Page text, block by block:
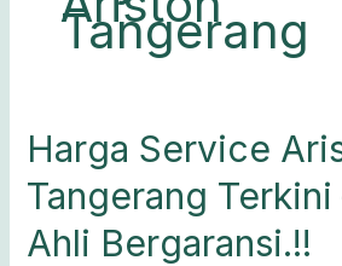
Tangerang
Harga Service
Tangerang Terkini
Ahli Bergaransi.!!
Harga
Service
Ariston
Tangerang
Terkini